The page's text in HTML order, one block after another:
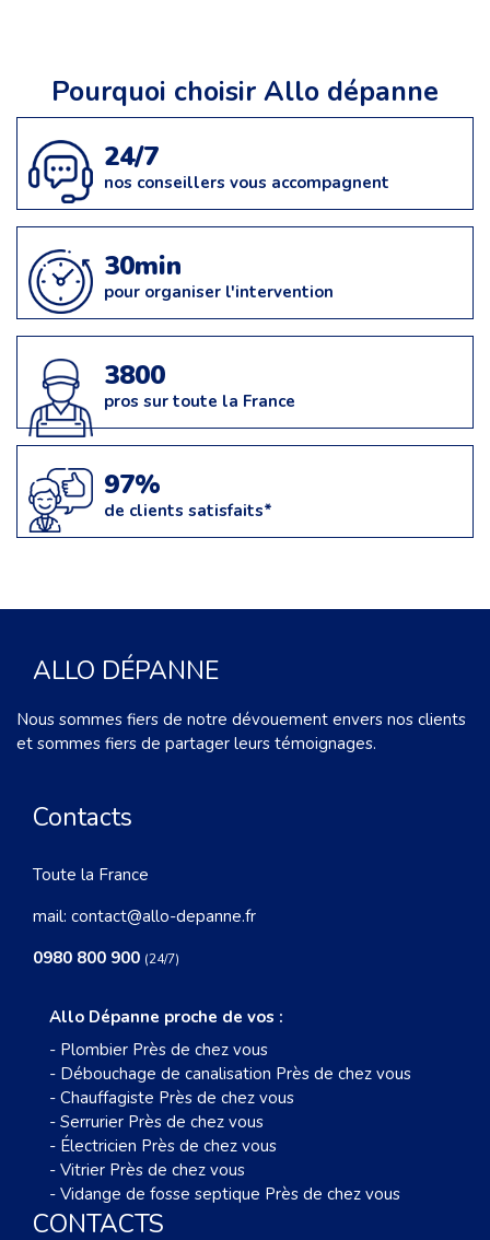
Pourquoi choisir Allo dépanne
24/7
nos conseillers vous accompagnent
30min
pour organiser l'intervention
3800
pros sur toute la France
97%
de clients satisfaits*
ALLO DÉPANNE
Nous sommes fiers de notre dévouement envers nos clients
et sommes fiers de partager leurs témoignages.
Contacts
Toute la France
mail: contact@allo-depanne.fr
0980 800 900 (24/7)
Allo Dépanne proche de vos :
- Plombier Près de chez vous
- Débouchage de canalisation Près de chez vous
- Chauffagiste Près de chez vous
- Serrurier Près de chez vous
- Électricien Près de chez vous
- Vitrier Près de chez vous
- Vidange de fosse septique Près de chez vous
CONTACTS